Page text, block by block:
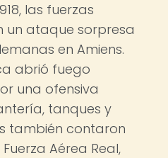
las fuerzas
un ataque sorpresa
en Amiens.
abrió fuego
una ofensiva
tanques y
también contaron
Aérea Real,